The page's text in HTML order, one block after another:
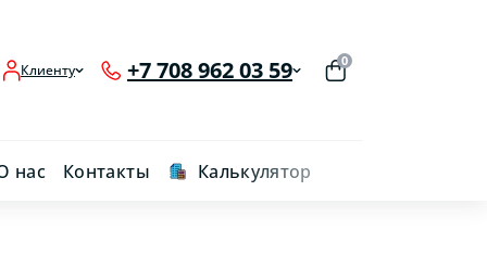
Клиенту +7 708 962 03 59 0
нас Контакты Калькулятор